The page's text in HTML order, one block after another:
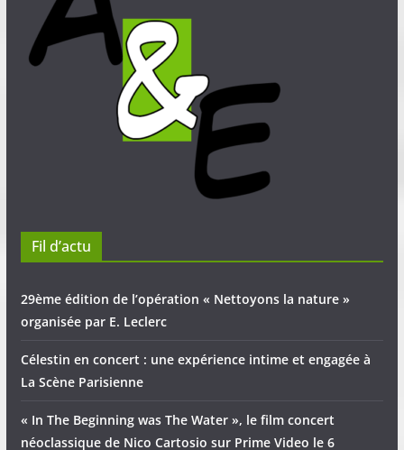
Fil d’actu
29ème édition de l’opération « Nettoyons la nature »
organisée par E. Leclerc
Célestin en concert : une expérience intime et engagée à
La Scène Parisienne
« In The Beginning was The Water », le film concert
néoclassique de Nico Cartosio sur Prime Video le 6